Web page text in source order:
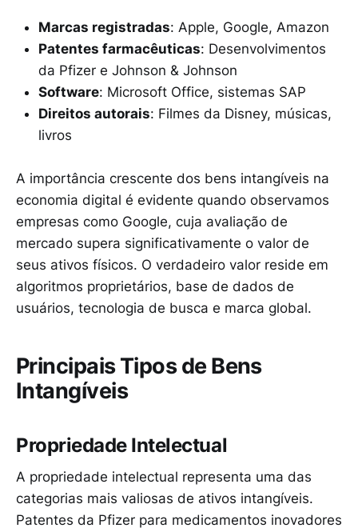
Marcas registradas: Apple, Google, Amazon
Patentes farmacêuticas: Desenvolvimentos
da Pfizer e Johnson & Johnson
Software: Microsoft Office, sistemas SAP
Direitos autorais: Filmes da Disney, músicas,
livros
A importância crescente dos bens intangíveis na
economia digital é evidente quando observamos
empresas como Google, cuja avaliação de
mercado supera significativamente o valor de
seus ativos físicos. O verdadeiro valor reside em
algoritmos proprietários, base de dados de
usuários, tecnologia de busca e marca global.
Principais Tipos de Bens
Intangíveis
Propriedade Intelectual
A propriedade intelectual representa uma das
categorias mais valiosas de ativos intangíveis.
Patentes da Pfizer para medicamentos inovadores